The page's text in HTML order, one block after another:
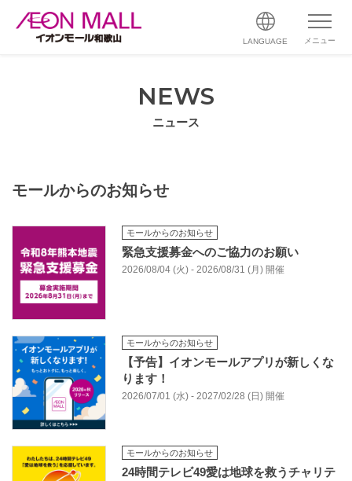
LANGUAGE メニュー
NEWS
ニュース
モールからのお知らせ
モールからのお知らせ
緊急支援募金へのご協力のお願い
2026/08/04 (火) - 2026/08/31 (月) 開催
モールからのお知らせ
【予告】イオンモールアプリが新しくな
ります！
2026/07/01 (水) - 2027/02/28 (日) 開催
モールからのお知らせ
24時間テレビ49愛は地球を救うチャリテ